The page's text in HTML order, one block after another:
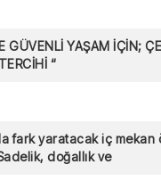
GÜVENLİ YAŞAM İÇİN;
“
fark yaratacak iç mekan
doğallık ve